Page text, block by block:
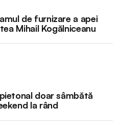
de furnizare a apei
Mihail Kogălniceanu
doar sâmbătă
la rând